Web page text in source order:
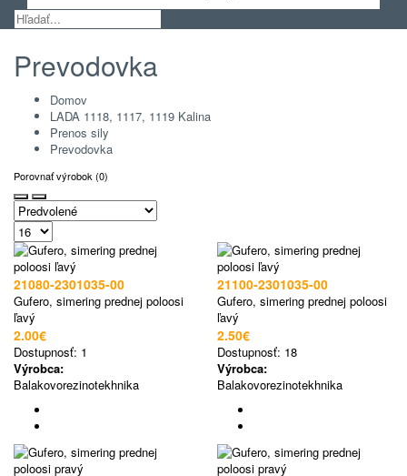
Prevodovka
Domov
LADA 1118, 1117, 1119 Kalina
Prenos sily
Prevodovka
Porovnať výrobok (0)
21080-2301035-00
Gufero, simering prednej poloosi
ľavý
2.00€
Dostupnosť: 1
Výrobca:
Balakovorezinotekhnika
21100-2301035-00
Gufero, simering prednej poloosi
ľavý
2.50€
Dostupnosť: 18
Výrobca:
Balakovorezinotekhnika